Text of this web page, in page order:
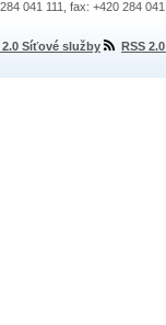
041 111, fax: +420 284
2.0 Síťové služby RSS